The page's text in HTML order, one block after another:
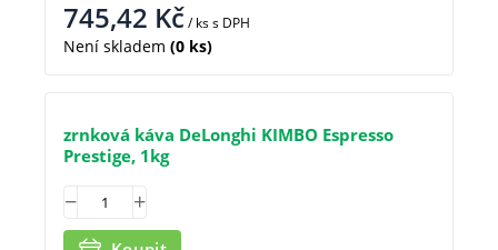
745,42 Kč/ kss DPH
Není skladem (0 ks)
zrnková káva DeLonghi KIMBO Espresso
Prestige, 1kg